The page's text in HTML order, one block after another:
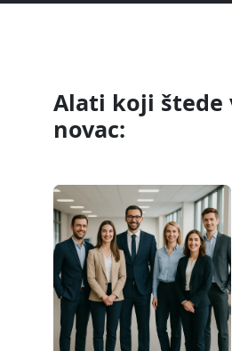
Alati koji štede
novac: